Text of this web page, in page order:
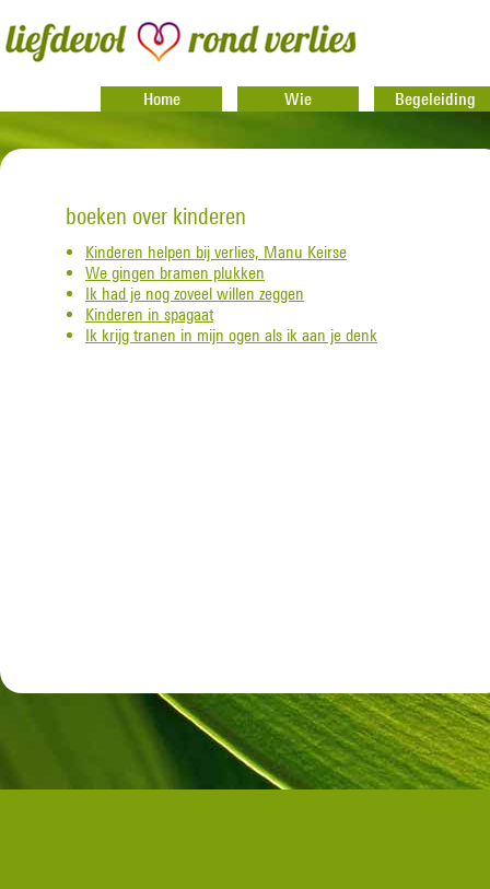
Home Wie Begeleiding
boeken over kinderen
Kinderen helpen bij verlies, Manu Keirse
We gingen bramen plukken
Ik had je nog zoveel willen zeggen
Kinderen in spagaat
Ik krijg tranen in mijn ogen als ik aan je denk